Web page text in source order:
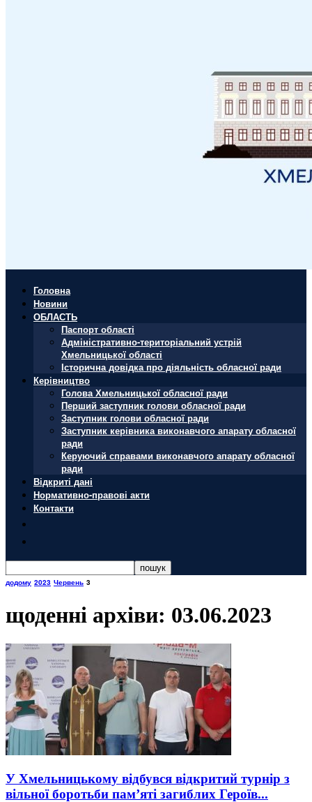
Головна
Новини
ОБЛАСТЬ
Паспорт області
Адміністративно-територіальний устрій
Хмельницької області
Історична довідка про діяльність обласної ради
Керівництво
Голова Хмельницької обласної ради
Перший заступник голови обласної ради
Заступник голови обласної ради
Заступник керівника виконавчого апарату обласної
ради
Керуючий справами виконавчого апарату обласної
ради
Відкриті дані
Нормативно-правові акти
Контакти
додому 2023 Червень 3
щоденні архіви: 03.06.2023
У Хмельницькому відбувся відкритий турнір з
вільної боротьби пам’яті загиблих Героїв...